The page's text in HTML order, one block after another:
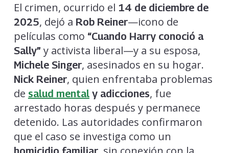
El crimen, ocurrido el 14 de diciembre de
2025, dejó a Rob Reiner—icono de
películas como “Cuando Harry conoció a
Sally” y activista liberal—y a su esposa,
Michele Singer, asesinados en su hogar.
Nick Reiner, quien enfrentaba problemas
de salud mentaly adicciones, fue
arrestado horas después y permanece
detenido. Las autoridades confirmaron
que el caso se investiga como un